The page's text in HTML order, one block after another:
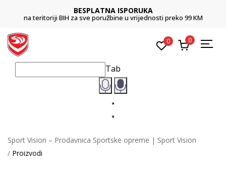
BESPLATNA ISPORUKA
na teritoriji BIH za sve poružbine u vrijednosti preko 99 KM
0 0
Tab
Sport Vision – Prodavnica Sportske opreme | Sport Vision
Proizvodi